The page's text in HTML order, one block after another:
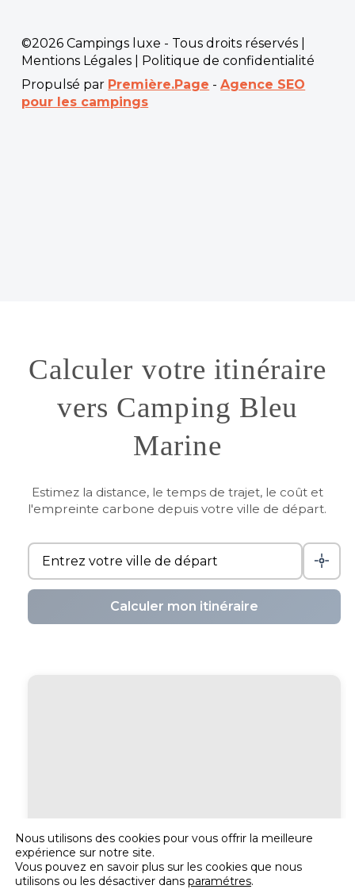
©2026 Campings luxe - Tous droits réservés |
Mentions Légales
Politique de confidentialité
Propulsé par Première.Page -Agence SEO
pour les campings
Calculer votre itinéraire
vers Camping Bleu
Marine
Estimez la distance, le temps de trajet, le coût et
l'empreinte carbone depuis votre ville de départ.
Calculer mon itinéraire
Nous utilisons des cookies pour vous offrir la meilleure
expérience sur notre site.
Vous pouvez en savoir plus sur les cookies que nous
utilisons ou les désactiver dans paramétres.